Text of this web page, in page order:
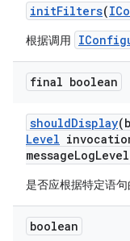
initFilters(
根据调用
final boolean
shouldDisplay
Level
messageLogLevel
是否应根据特定语句
boolean